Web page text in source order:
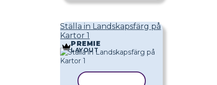
Ställa in Landskapsfärg på
Kartor 1
PREMIE
LAYOUT